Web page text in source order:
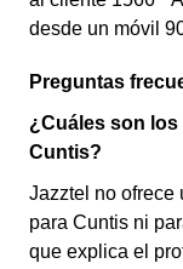
desde un móvil
Preguntas
¿Cuáles son los
Cuntis?
Jazztel no ofrece
para Cuntis ni
que explica el